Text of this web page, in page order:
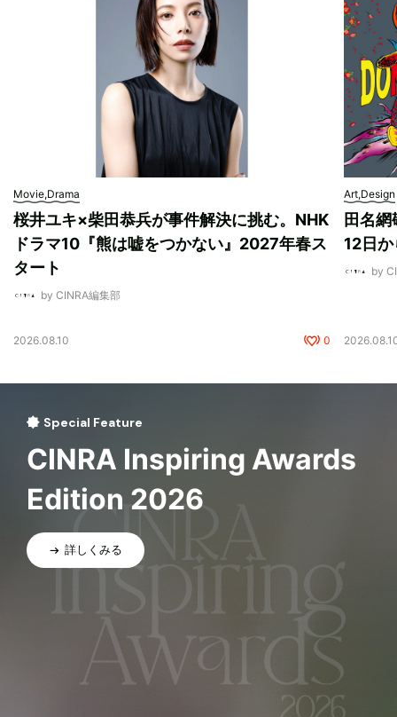
Movie,Drama
桜井ユキ×柴田恭兵が事件解決に挑む。NHK
ドラマ10『熊は嘘をつかない』2027年春ス
タート
by CINRA編集部
2026.08.10 0
Art,Design
田名
12日
by
Special Feature
CINRA Inspiring Awards
Edition 2026
詳しくみる